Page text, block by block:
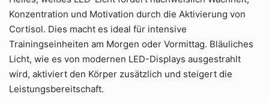
Konzentration und Motivation durch die Aktivierung von
Cortisol. Dies macht es ideal für intensive
Trainingseinheiten am Morgen oder Vormittag. Bläuliches
Licht, wie es von modernen LED-Displays ausgestrahlt
wird, aktiviert den Körper zusätzlich und steigert die
Leistungsbereitschaft.